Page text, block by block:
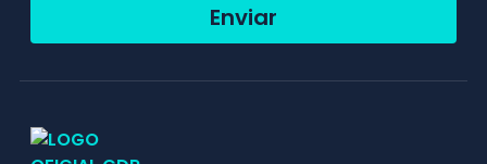
Enviar